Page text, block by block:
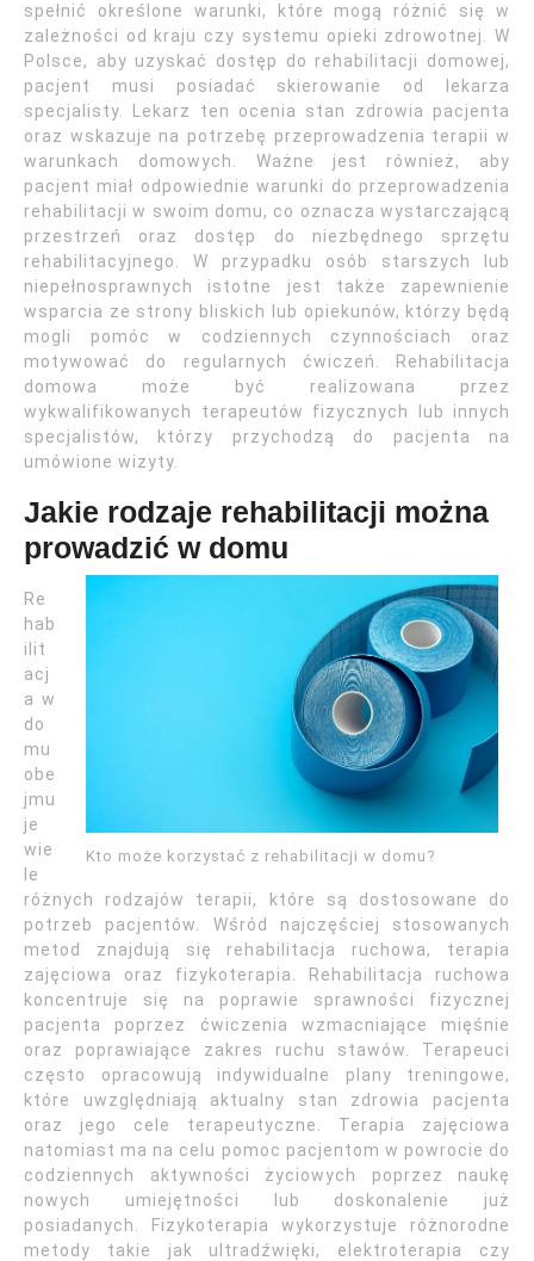
spełnić określone warunki, które mogą różnić się w
zależności od kraju czy systemu opieki zdrowotnej. W
Polsce, aby uzyskać dostęp do rehabilitacji domowej,
pacjent musi posiadać skierowanie od lekarza
specjalisty. Lekarz ten ocenia stan zdrowia pacjenta
oraz wskazuje na potrzebę przeprowadzenia terapii w
warunkach domowych. Ważne jest również, aby
pacjent miał odpowiednie warunki do przeprowadzenia
rehabilitacji w swoim domu, co oznacza wystarczającą
przestrzeń oraz dostęp do niezbędnego sprzętu
rehabilitacyjnego. W przypadku osób starszych lub
niepełnosprawnych istotne jest także zapewnienie
wsparcia ze strony bliskich lub opiekunów, którzy będą
mogli pomóc w codziennych czynnościach oraz
motywować do regularnych ćwiczeń. Rehabilitacja
domowa może być realizowana przez
wykwalifikowanych terapeutów fizycznych lub innych
specjalistów, którzy przychodzą do pacjenta na
umówione wizyty.
Jakie rodzaje rehabilitacji można
prowadzić w domu
Kto może korzystać z rehabilitacji w domu?
Re
hab
ilit
acj
a w
do
mu
obe
jmu
je
wie
le
różnych rodzajów terapii, które są dostosowane do
potrzeb pacjentów. Wśród najczęściej stosowanych
metod znajdują się rehabilitacja ruchowa, terapia
zajęciowa oraz fizykoterapia. Rehabilitacja ruchowa
koncentruje się na poprawie sprawności fizycznej
pacjenta poprzez ćwiczenia wzmacniające mięśnie
oraz poprawiające zakres ruchu stawów. Terapeuci
często opracowują indywidualne plany treningowe,
które uwzględniają aktualny stan zdrowia pacjenta
oraz jego cele terapeutyczne. Terapia zajęciowa
natomiast ma na celu pomoc pacjentom w powrocie do
codziennych aktywności życiowych poprzez naukę
nowych umiejętności lub doskonalenie już
posiadanych. Fizykoterapia wykorzystuje różnorodne
metody takie jak ultradźwięki, elektroterapia czy